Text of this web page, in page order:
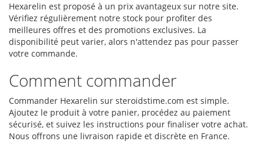
Hexarelin est proposé à un prix avantageux sur notre site.
Vérifiez régulièrement notre stock pour profiter des
meilleures offres et des promotions exclusives. La
disponibilité peut varier, alors n'attendez pas pour passer
votre commande.
Comment commander
Commander Hexarelin sur steroidstime.com est simple.
Ajoutez le produit à votre panier, procédez au paiement
sécurisé, et suivez les instructions pour finaliser votre achat.
Nous offrons une livraison rapide et discrète en France.